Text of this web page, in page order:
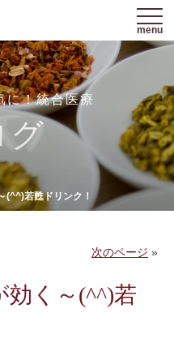
menu
に！統合医療
グ
(^^)若甦ドリンク！
次のページ »
効く～(^^)若